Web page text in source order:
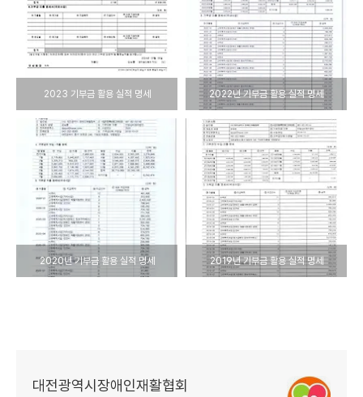
2023 기부금 활용 실적 명세 2022년 기부금 활용 실적 명세
2020년 기부금 활용 실적 명세 2019년 기부금 활용 실적 명세
대전광역시장애인재활협회